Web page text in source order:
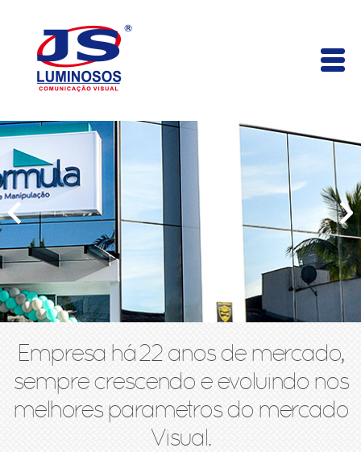
Empresa há 22 anos de mercado,
sempre crescendo e evoluindo nos
melhores parametros do mercado
Visual.